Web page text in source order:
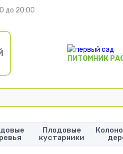
до 20:00
ПИТОМНИК
Плодовые
кустарники